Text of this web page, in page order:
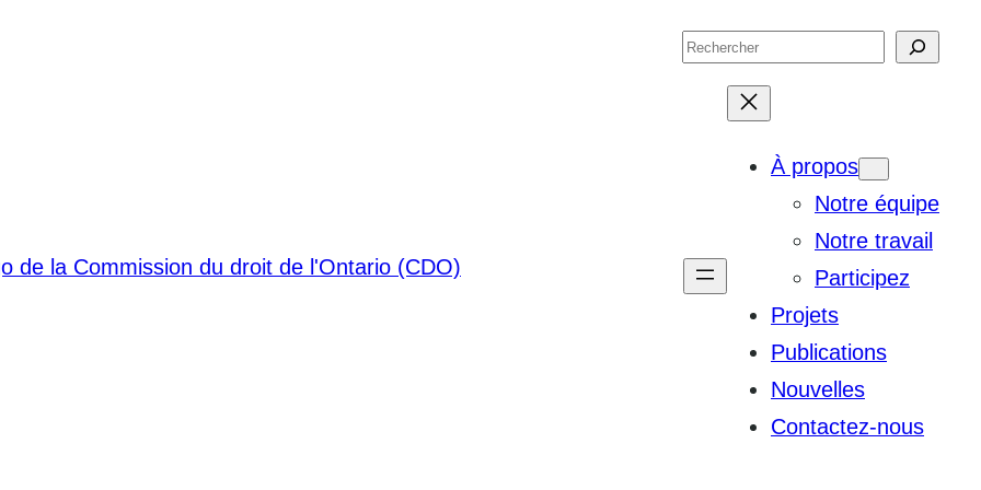
Search
À propos
Notre équipe
Notre travail
Participez
Projets
Publications
Nouvelles
Contactez-nous